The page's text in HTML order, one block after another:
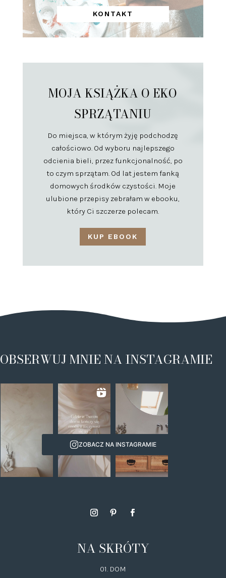
KONTAKT
MOJA KSIĄŻKA O EKO
SPRZĄTANIU
Do miejsca, w którym żyję podchodzę
całościowo. Od wyboru najlepszego
odcienia bieli, przez funkcjonalność, po
to czym sprzątam. Od lat jestem fanką
domowych środków czystości. Moje
ulubione przepisy zebrałam w ebooku,
który Ci szczerze polecam.
KUP EBOOK
OBSERWUJ MNIE NA INSTAGRAMIE
ZOBACZ NA INSTAGRAMIE
NA SKRÓTY
01. DOM